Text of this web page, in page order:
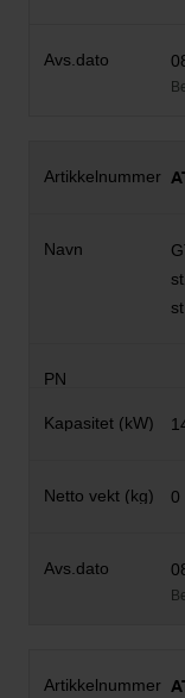
0